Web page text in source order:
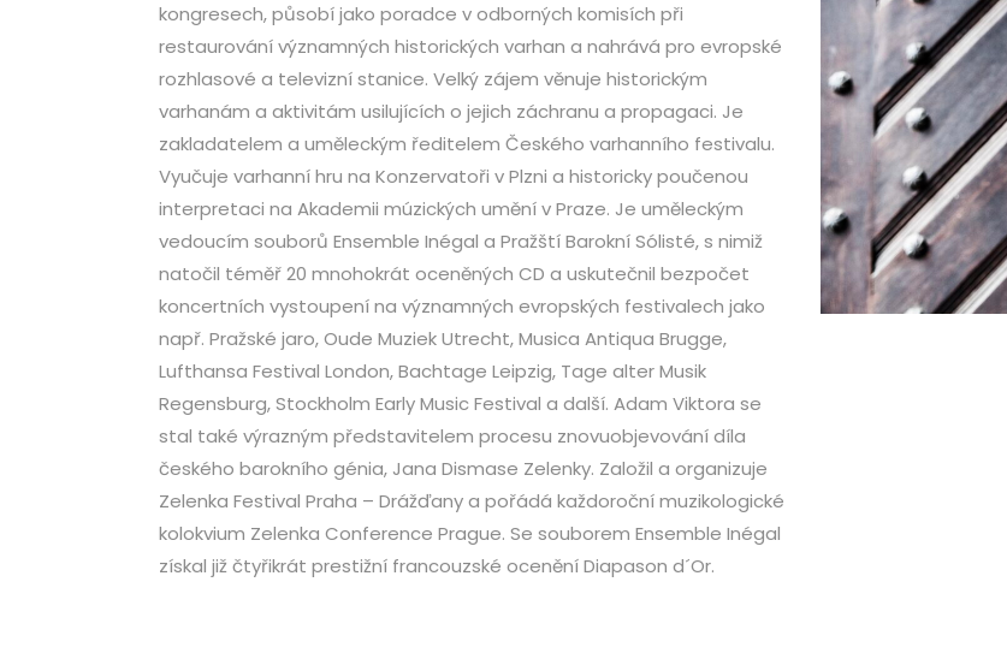
kongresech, působí jako poradce v odborných komisích při
restaurování významných historických varhan a nahrává pro evropské
rozhlasové a televizní stanice. Velký zájem věnuje historickým
varhanám a aktivitám usilujících o jejich záchranu a propagaci. Je
zakladatelem a uměleckým ředitelem Českého varhanního festivalu.
Vyučuje varhanní hru na Konzervatoři v Plzni a historicky poučenou
interpretaci na Akademii múzických umění v Praze. Je uměleckým
vedoucím souborů Ensemble Inégal a Pražští Barokní Sólisté, s nimiž
natočil téměř 20 mnohokrát oceněných CD a uskutečnil bezpočet
koncertních vystoupení na významných evropských festivalech jako
např. Pražské jaro, Oude Muziek Utrecht, Musica Antiqua Brugge,
Lufthansa Festival London, Bachtage Leipzig, Tage alter Musik
Regensburg, Stockholm Early Music Festival a další. Adam Viktora se
stal také výrazným představitelem procesu znovuobjevování díla
českého barokního génia, Jana Dismase Zelenky. Založil a organizuje
Zelenka Festival Praha – Drážďany a pořádá každoroční muzikologické
kolokvium Zelenka Conference Prague. Se souborem Ensemble Inégal
získal již čtyřikrát prestižní francouzské ocenění Diapason d´Or.